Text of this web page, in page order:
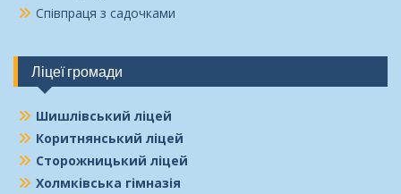
Співпраця з садочками
Ліцеї громади
Шишлівський ліцей
Коритнянський ліцей
Сторожницький ліцей
Холмківська гімназія